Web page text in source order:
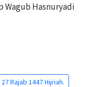
Wagub Hasnuryadi
Rajab 1447 Hijriah.